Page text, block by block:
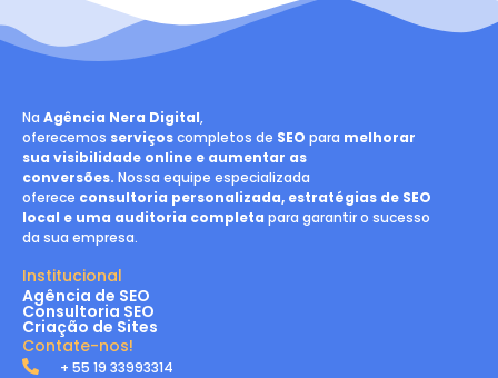
Na Agência Nera Digital,
oferecemos serviçoscompletos de SEO para melhorar
sua visibilidade online e aumentar as
conversões. Nossa equipe especializada
oferece consultoria personalizada, estratégias de SEO
local e uma auditoria completa para garantir o sucesso
da sua empresa.
Institucional
Agência de SEO
Consultoria SEO
Criação de Sites
Contate-nos!
+ 55 19 33993314